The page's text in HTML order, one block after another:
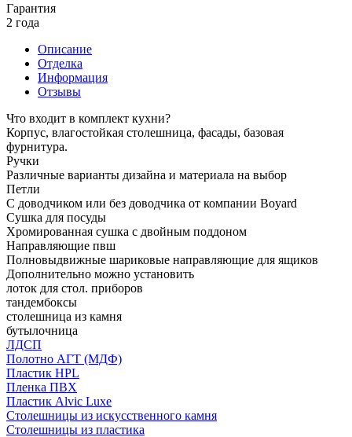
Гарантия
2 года
Описание
Отделка
Информация
Отзывы
Что входит в комплект кухни?
Корпус, влагостойкая столешница, фасады, базовая
фурнитура.
Ручки
Различные варианты дизайна и материала на выбор
Петли
С доводчиком или без доводчика от компании Boyard
Сушка для посуды
Хромированная сушка с двойным поддоном
Направляющие пвш
Полновыдвижные шариковые направляющие для ящиков
Дополнительно можно установить
лоток для стол. приборов
тандембоксы
столешница из камня
бутылочница
ЛДСП
Полотно АГТ (МДФ)
Пластик HPL
Пленка ПВХ
Пластик Alvic Luxe
Столешницы из искусственного камня
Столешницы из пластика